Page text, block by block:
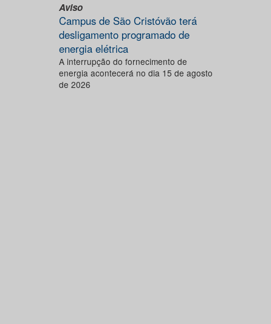
Aviso
Campus de São Cristóvão terá
desligamento programado de
energia elétrica
A interrupção do fornecimento de
energia acontecerá no dia 15 de agosto
de 2026